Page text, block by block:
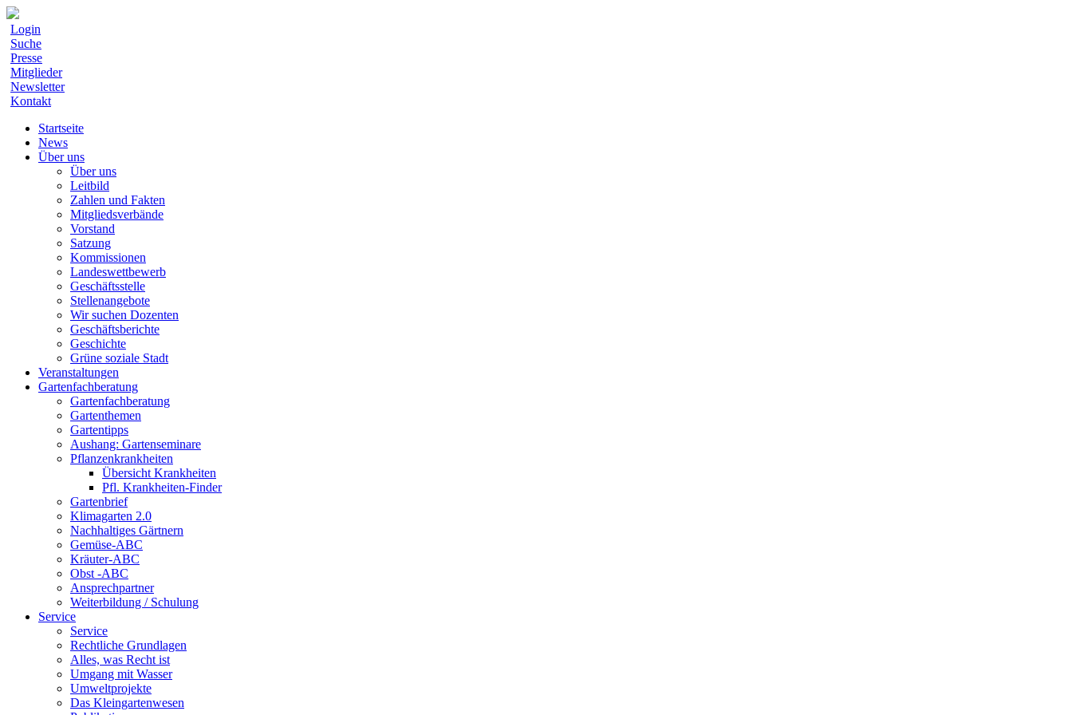
Login
Suche
Presse
Mitglieder
Newsletter
Kontakt
Startseite
News
Über uns
Über uns
Leitbild
Zahlen und Fakten
Mitgliedsverbände
Vorstand
Satzung
Kommissionen
Landeswettbewerb
Geschäftsstelle
Stellenangebote
Wir suchen Dozenten
Geschäftsberichte
Geschichte
Grüne soziale Stadt
Veranstaltungen
Gartenfachberatung
Gartenfachberatung
Gartenthemen
Gartentipps
Aushang: Gartenseminare
Pflanzenkrankheiten
Übersicht Krankheiten
Pfl. Krankheiten-Finder
Gartenbrief
Klimagarten 2.0
Nachhaltiges Gärtnern
Gemüse-ABC
Kräuter-ABC
Obst -ABC
Ansprechpartner
Weiterbildung / Schulung
Service
Service
Rechtliche Grundlagen
Alles, was Recht ist
Umgang mit Wasser
Umweltprojekte
Das Kleingartenwesen